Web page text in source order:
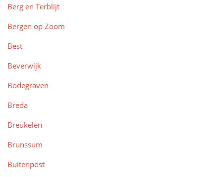
Berg en Terblijt
Bergen op Zoom
Best
Beverwijk
Bodegraven
Breda
Breukelen
Brunssum
Buitenpost